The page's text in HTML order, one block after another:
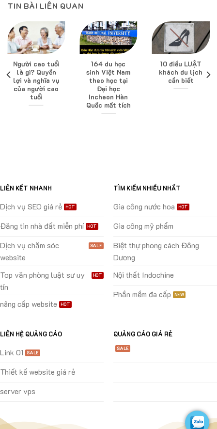
TIN BÀI LIÊN QUAN
Người cao tuổi
là gì? Quyền
lợi và nghĩa vụ
của người cao
tuổi
164 du học
sinh Việt Nam
theo học tại
Đại học
Incheon Hàn
Quốc mất tích
10 điều LUẬT
khách du lịch
cần biết
LIÊN KẾT NHANH
Dịch vụ SEO giá rẻ
Đăng tin nhà đất miễn phí
Dịch vụ chăm sóc
website
Top văn phòng luật sư uy
tín
nâng cấp website
TÌM KIẾM NHIỀU NHẤT
Gia công nước hoa
Gia công mỹ phẩm
Biệt thự phong cách Đông
Dương
Nội thất Indochine
Phần mềm đa cấp
LIÊN HỆ QUẢNG CÁO
Link 01
Thiết kế website giá rẻ
server vps
QUẢNG CÁO GIÁ RẺ